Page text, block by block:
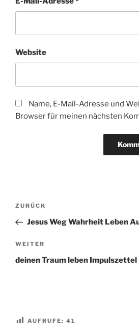
Website
Name, E-Mail-Adresse und
Browser für meinen nächsten
Beitragsnavigation
Vorheriger
Beitrag
ZURÜCK
Jesus Weg Wahrheit Leben
Nächster
Beitrag
WEITER
deinen Traum leben Impulszettel
AUFRUFE: 41